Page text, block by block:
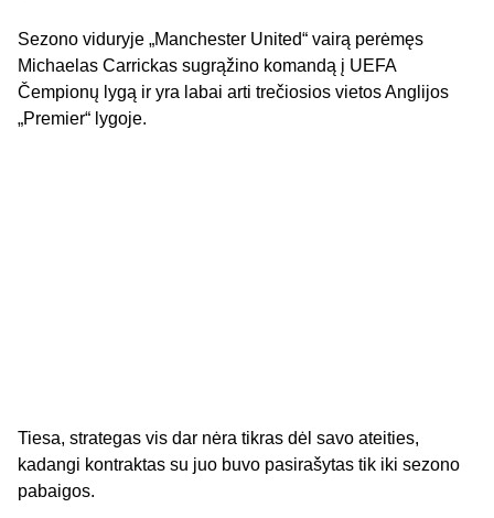
Sezono viduryje „Manchester United“ vairą perėmęs
Michaelas Carrickas sugrąžino komandą į UEFA
Čempionų lygą ir yra labai arti trečiosios vietos Anglijos
„Premier“ lygoje.
Tiesa, strategas vis dar nėra tikras dėl savo ateities,
kadangi kontraktas su juo buvo pasirašytas tik iki sezono
pabaigos.